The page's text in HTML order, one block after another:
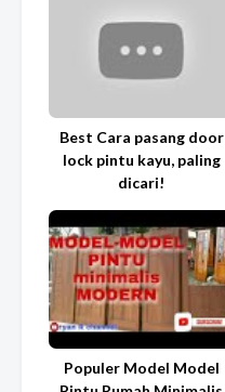
Best Cara pasang door
lock pintu kayu, paling
dicari!
Populer Model Model